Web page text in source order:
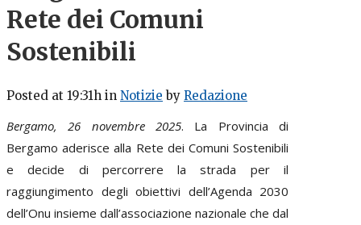
Rete dei Comuni
Sostenibili
Posted at 19:31h in Notizie by Redazione
Bergamo, 26 novembre 2025. La Provincia di
Bergamo aderisce alla Rete dei Comuni Sostenibili
e decide di percorrere la strada per il
raggiungimento degli obiettivi dell’Agenda 2030
dell’Onu insieme dall’associazione nazionale che dal